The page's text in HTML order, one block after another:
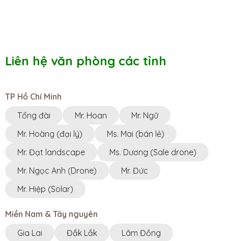
Liên hệ văn phòng các tỉnh
TP Hồ Chí Minh
Tổng đài
Mr. Hoan
Mr. Ngữ
Mr. Hoàng (đại lý)
Ms. Mai (bán lẻ)
Mr. Đạt landscape
Ms. Dương (Sale drone)
Mr. Ngọc Anh (Drone)
Mr. Đức
Mr. Hiệp (Solar)
Miền Nam & Tây nguyên
Gia Lai
Đắk Lắk
Lâm Đồng